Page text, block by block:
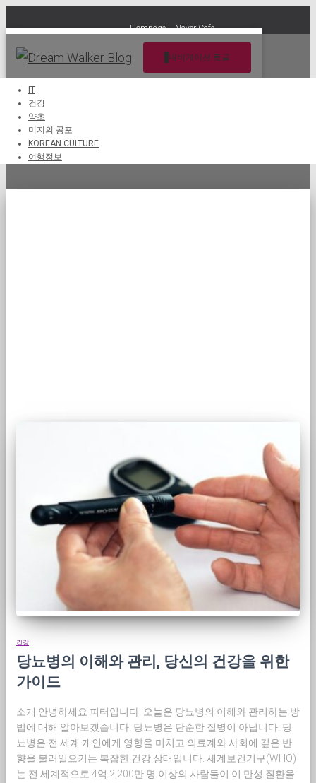
Hompage Naver Cafe
내비게이션 토글
IT
건강
약초
미지의 공포
KOREAN CULTURE
여행정보
당뇨병 관리
건강
당뇨병의 이해와 관리, 당신의 건강을 위한
가이드
소개 안녕하세요 피터입니다. 오늘은 당뇨병의 이해와 관리하는 방
법에 대해 알아보겠습니다. 당뇨병은 단순한 질병이 아닙니다. 당
뇨병은 전 세계 개인에게 영향을 미치고 의료계와 사회에 깊은 반
향을 불러일으키는 복잡한 건강 상태입니다. 세계보건기구(WHO)
는 전 세계적으로 4억 2,200만 명 이상의 사람들이 이 만성 질환을